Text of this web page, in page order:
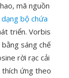
mã nguồn
bộ chứa
triển. Vorbis
sáng chế
rời rạc cải
ứng theo